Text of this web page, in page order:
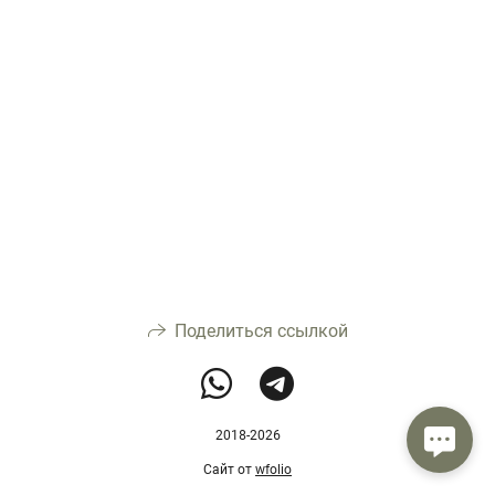
Поделиться ссылкой
2018-2026
Сайт от wfolio